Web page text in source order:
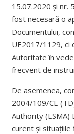
15.07.2020 și nr.
fost necesară o
Documentului,
UE2017/1129, ci
Autoritate în
frecvent de
De asemenea,
2004/109/CE
Authority
curent și situațiile